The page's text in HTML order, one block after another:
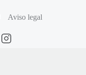
Aviso legal